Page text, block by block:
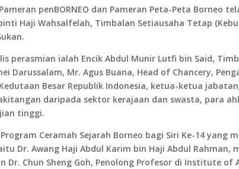
penBORNEO dan Pameran Peta-Peta Borneo
Haji Wahsalfelah, Timbalan Setiausaha Tetap
perasmian ialah Encik Abdul Munir Lutfi bin Said,
Darussalam, Mr. Agus Buana, Head of Chancery,
Besar Republik Indonesia, ketua-ketua
daripada sektor kerajaan dan swasta, para
tinggi.
Ceramah Sejarah Borneo bagi Siri Ke-14 yang
Dr. Awang Haji Abdul Karim bin Haji Abdul Rahman,
Dr. Chun Sheng Goh, Penolong Profesor di Institute of